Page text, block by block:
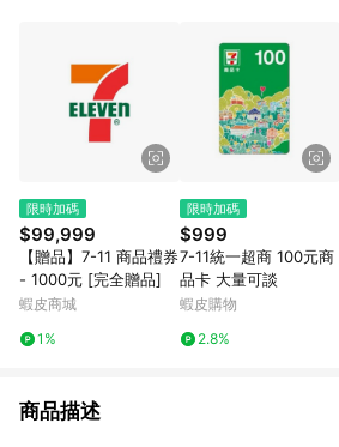
限時加碼
$99,999
【贈品】7-11 商品禮券
- 1000元 [完全贈品]
蝦皮商城
1%
限時加碼
$999
7-11統一超商 100元商
品卡 大量可談
蝦皮購物
2.8%
商品描述